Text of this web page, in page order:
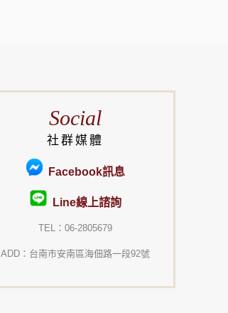
Social
社群媒體
Facebook訊息
Line線上諮詢
TEL：06-2805679
ADD：台南市安南區海佃路一段92號